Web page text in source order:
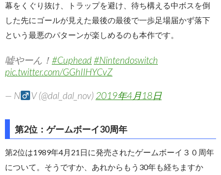
幕をくぐり抜け、トラップを避け、待ち構える中ボスを倒
した先にゴールが見えた最後の最後で一歩足場届かず落下
という最悪のパターンが楽しめるのも本作です。
嘘やーん！ #Cuphead#Nintendoswitch
pic.twitter.com/GGhIIHYCvZ
— N V (@dal_dal_nov) 2019年4月18日
第2位：ゲームボーイ30周年
第2位は1989年4月21日に発売されたゲームボーイ３０周年
について。そうですか、あれからもう30年も経ちますか